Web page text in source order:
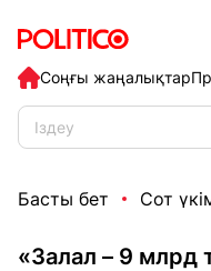
Соңғы жаңалықтар
Басты бет Сот
«Залал – 9 млрд